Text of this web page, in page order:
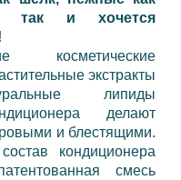
так и хочется
косметические
экстракты
липиды
делают
и блестящими.
кондиционера
смесь